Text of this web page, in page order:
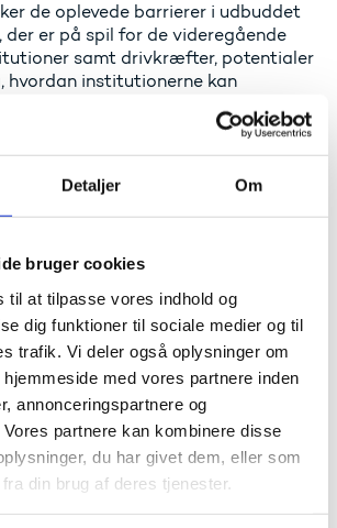
Detaljer Om
bruger cookies
til at tilpasse vores indhold og
dig funktioner til sociale medier og til
trafik. Vi deler også oplysninger om
med vores partnere inden
annonceringspartnere og
partnere kan kombinere disse
du har givet dem, eller som
din brug af deres tjenester.
de oplevede barrierer i udbuddet
der er på spil for de videregående
samt drivkræfter, potentialer
hvordan institutionerne kan
skabe et mere fleksibelt og målrettet
VEU, der matcher
efterspørgsel og kompetencebehov.
vigtigste resultater er:
oplever udfordringer ved
udbud. Processen opleves ofte
og etableringsomkostningerne
VEU står prioriteringsmæssigt
af ordinær uddannelse. VEU fylder
og kulturelt på
og mindst på universiteterne.
ligger et sted midt imellem.
institutioner har en fast proces
arbejde blandt virksomheder for at
for efteruddannelse og for at